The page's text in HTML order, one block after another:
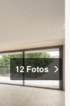
12 Fotos